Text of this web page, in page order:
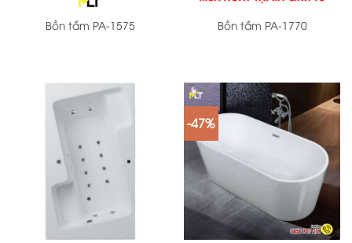
Bồn tắm PA-1575 Bồn tắm PA-1770
-47%